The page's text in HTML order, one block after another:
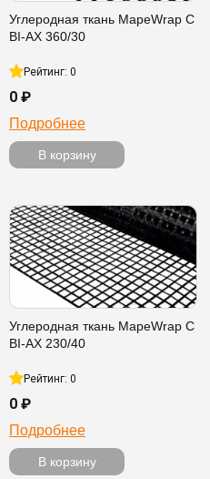
Углеродная ткань MapeWrap C
BI-AX 360/30
Рейтинг: 0
0 ₽
Подробнее
В корзину
Углеродная ткань MapeWrap C
BI-AX 230/40
Рейтинг: 0
0 ₽
Подробнее
В корзину